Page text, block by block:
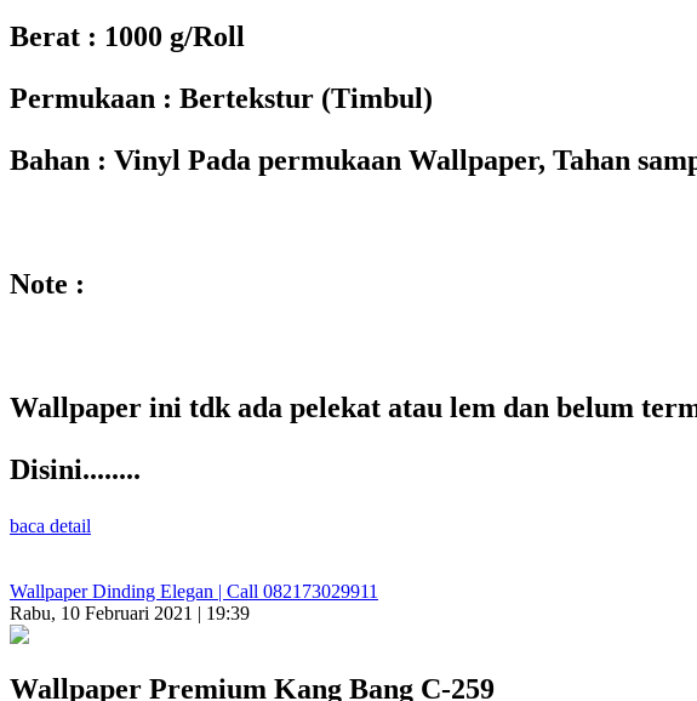
Berat : 1000 g/Roll
Permukaan : Bertekstur (Timbul)
Bahan : Vinyl Pada permukaan Wallpaper, Tahan
Note :
Wallpaper ini tdk ada pelekat atau lem dan belum
Disini........
baca detail
Wallpaper Dinding Elegan | Call 082173029911
Rabu, 10 Februari 2021 | 19:39
Wallpaper Premium Kang Bang C-259